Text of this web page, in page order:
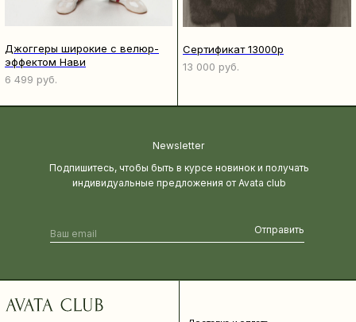
Джоггеры широкие с велюр-
эффектом Нави
6 499 руб.
Сертификат 13000р
13 000 руб.
Отправить
Newsletter
Подпишитесь, чтобы быть в курсе новинок и получать
индивидуальные предложения от Avata club